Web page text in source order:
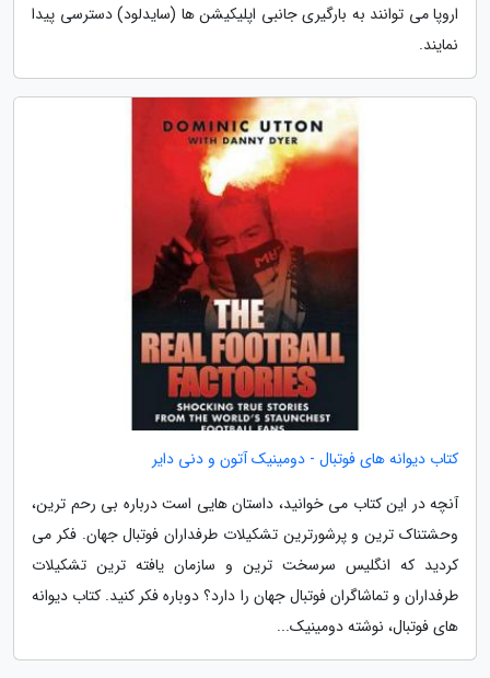
اروپا می توانند به بارگیری جانبی اپلیکیشن ها (سایدلود) دسترسی پیدا
نمایند.
کتاب دیوانه های فوتبال - دومینیک آتون و دنی دایر
آنچه در این کتاب می خوانید، داستان هایی است درباره بی رحم ترین،
وحشتناک ترین و پرشورترین تشکیلات طرفداران فوتبال جهان. فکر می
کردید که انگلیس سرسخت ترین و سازمان یافته ترین تشکیلات
طرفداران و تماشاگران فوتبال جهان را دارد؟ دوباره فکر کنید. کتاب دیوانه
های فوتبال، نوشته دومینیک...